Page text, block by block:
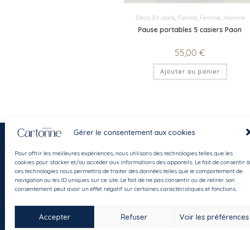
Gérer le consentement aux cookies
Pour offrir les meilleures expériences, nous utilisons des technologies telles que les
cookies pour stocker et/ou accéder aux informations des appareils. Le fait de consentir à
ces technologies nous permettra de traiter des données telles que le comportement de
navigation ou les ID uniques sur ce site. Le fait de ne pas consentir ou de retirer son
consentement peut avoir un effet négatif sur certaines caractéristiques et fonctions.
Accepter Refuser Voir les préférences
Déco, En stock, Famille, Femme, Homme
Pause portables 5 casiers Paon
55,00€
Ajouter au panier
Instagram
Facebook
E-mail